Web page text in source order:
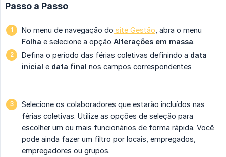
Passo a Passo
No menu de navegação do site Gestão , abra o menu
Folha e selecione a opção Alterações em massa.
Defina o período das férias coletivas definindo a data
inicial e data final nos campos correspondentes
Selecione os colaboradores que estarão incluídos nas
férias coletivas. Utilize as opções de seleção para
escolher um ou mais funcionários de forma rápida. Você
pode ainda fazer um filtro por locais, empregados,
empregadores ou grupos.